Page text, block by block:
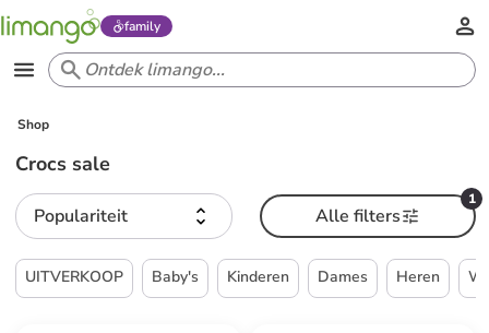
family
Shop
Crocs sale
Populariteit
1
Alle filters
UITVERKOOP Baby's Kinderen Dames Heren